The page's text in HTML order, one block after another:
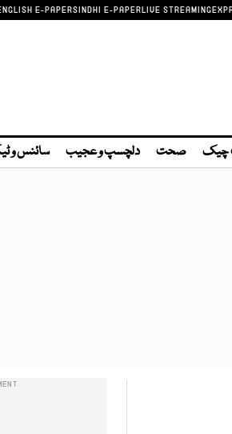
E-PAPERSINDHI E-PAPERLIVE STREAMING
چیک صحت دلچسپ و عجیب سائنس و